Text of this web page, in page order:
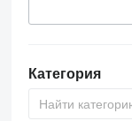
Категория